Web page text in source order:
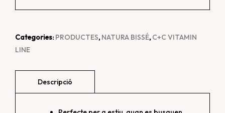
Categories: PRODUCTES, NATURA BISSÉ, C+C VITAMIN
LINE